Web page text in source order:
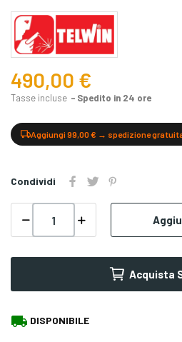
490,00 €
Tasse incluse Spedito in 24 ore
Aggiungi 99,00 € → spedizione
Condividi
Acquista
local_shipping DISPONIBILE